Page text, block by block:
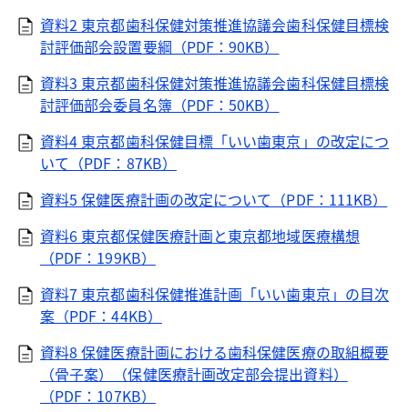
資料2 東京都歯科保健対策推進協議会歯科保健目標検
討評価部会設置要綱（PDF：90KB）
資料3 東京都歯科保健対策推進協議会歯科保健目標検
討評価部会委員名簿（PDF：50KB）
資料4 東京都歯科保健目標「いい歯東京」の改定につ
いて（PDF：87KB）
資料5 保健医療計画の改定について（PDF：111KB）
資料6 東京都保健医療計画と東京都地域医療構想
（PDF：199KB）
資料7 東京都歯科保健推進計画「いい歯東京」の目次
案（PDF：44KB）
資料8 保健医療計画における歯科保健医療の取組概要
（骨子案）（保健医療計画改定部会提出資料）
（PDF：107KB）